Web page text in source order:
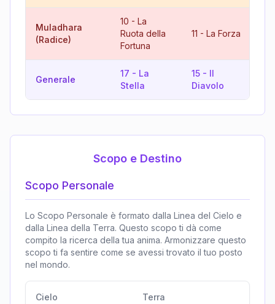
Muladhara
(Radice)
10 - La
Ruota della
Fortuna
11 - La Forza
Generale
17 - La
Stella
15 - Il
Diavolo
Scopo e Destino
Scopo Personale
Lo Scopo Personale è formato dalla Linea del Cielo e
dalla Linea della Terra. Questo scopo ti dà come
compito la ricerca della tua anima. Armonizzare questo
scopo ti fa sentire come se avessi trovato il tuo posto
nel mondo.
Cielo Terra